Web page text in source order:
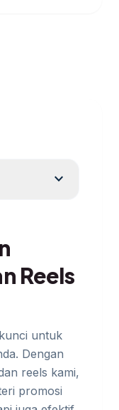
expand_more
Reels
untuk
Dengan
reels kami,
promosi